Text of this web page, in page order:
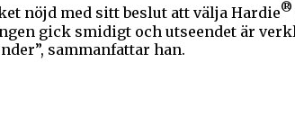
nöjd med sitt beslut att välja Hardie®
gick smidigt och utseendet är
sammanfattar han.